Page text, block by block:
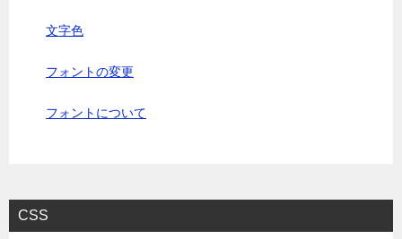
文字色
フォントの変更
フォントについて
CSS